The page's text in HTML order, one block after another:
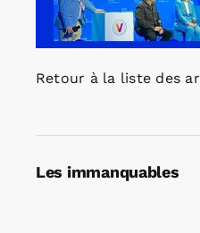
Retour à la liste des
Les immanquables